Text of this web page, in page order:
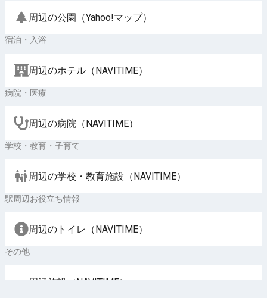
周辺の公園（Yahoo!マップ）
宿泊・入浴
周辺のホテル（NAVITIME）
病院・医療
周辺の病院（NAVITIME）
学校・教育・子育て
周辺の学校・教育施設（NAVITIME）
駅周辺お役立ち情報
周辺のトイレ（NAVITIME）
その他
周辺施設（NAVITIME）